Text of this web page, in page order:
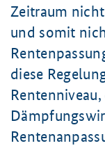
Zeitraum
und somit
diese
Rentenniveau,